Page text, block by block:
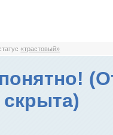
«трастовый»